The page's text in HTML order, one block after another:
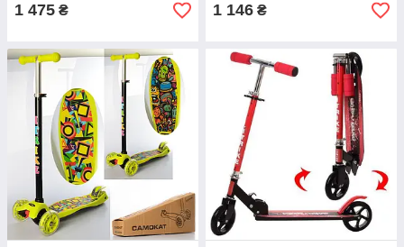
1 475 ₴ 1 146 ₴